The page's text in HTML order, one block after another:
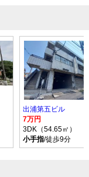
出浦第五ビル
7万円
3DK（54.65㎡）
小手指/徒歩9分